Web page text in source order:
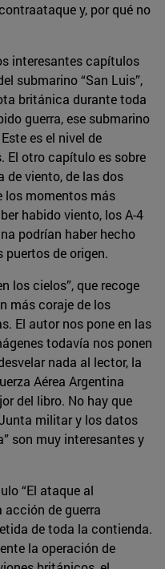
y, por qué no
interesantes capítulos
submarino “San Luis”,
británica durante toda
guerra, ese submarino
es el nivel de
El otro capítulo es sobre
de viento, de las dos
los momentos más
habido viento, los A-4
podrían haber hecho
de origen.
los cielos”, que recoge
más coraje de los
El autor nos pone en las
todavía nos ponen
nada al lector, la
Aérea Argentina
del libro. No hay que
militar y los datos
son muy interesantes y
“El ataque al
acción de guerra
de toda la contienda.
la operación de